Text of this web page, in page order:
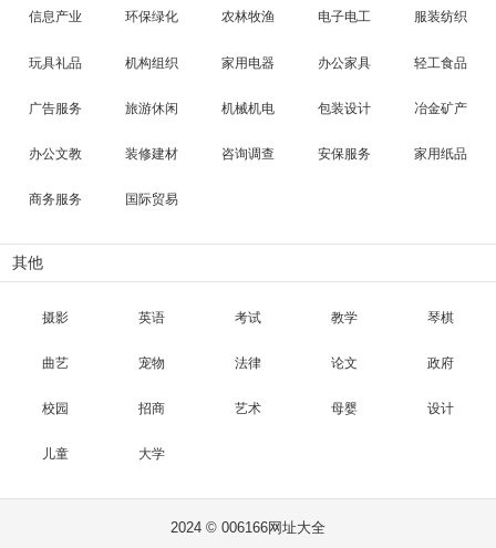
信息产业 环保绿化 农林牧渔 电子电工 服装纺织
玩具礼品 机构组织 家用电器 办公家具 轻工食品
广告服务 旅游休闲 机械机电 包装设计 冶金矿产
办公文教 装修建材 咨询调查 安保服务 家用纸品
商务服务 国际贸易
其他
摄影 英语 考试 教学 琴棋
曲艺 宠物 法律 论文 政府
校园 招商 艺术 母婴 设计
儿童 大学
2024 © 006166网址大全